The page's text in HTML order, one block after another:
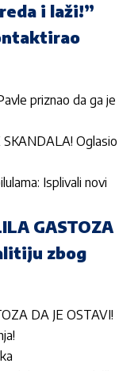
i laži!”
priznao da ga je
SKANDALA! Oglasio
Isplivali novi
GASTOZA
zbog
DA JE OSTAVI!